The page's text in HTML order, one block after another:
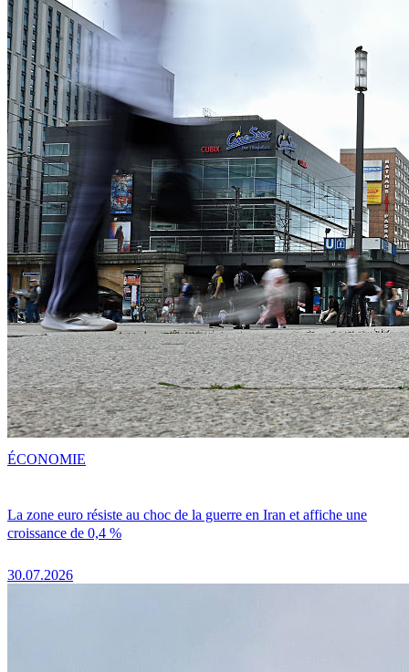
La zone euro résiste au choc de la guerre en Iran et affiche une
croissance de 0,4 %
30.07.2026
ÉCONOMIE